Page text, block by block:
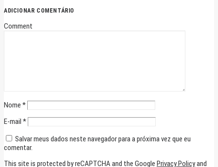
ADICIONAR COMENTÁRIO
Comment
Nome *
E-mail *
Salvar meus dados neste navegador para a próxima vez que eu
comentar.
This site is protected by reCAPTCHA and the Google Privacy Policyand